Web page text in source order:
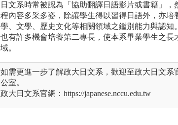
日文系時常被認為「協助翻譯日語影片或書籍」，
程內容多采多姿，除讓學生得以習得日語外，亦培
學、文學、歷史文化等相關領域之鑑別能力與認知
也有許多機會培養第二專長，使本系畢業學生之長
域。
如需更進一步了解政大日文系，歡迎至政大日文系
公室。
政大日文系官網：https://japanese.nccu.edu.tw